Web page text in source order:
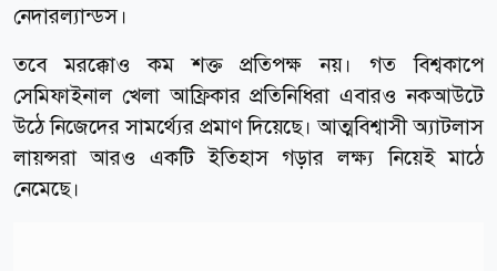
নেদারল্যান্ডস।
তবে মরক্কোও কম শক্ত প্রতিপক্ষ নয়। গত বিশ্বকাপে
সেমিফাইনাল খেলা আফ্রিকার প্রতিনিধিরা এবারও নকআউটে
উঠে নিজেদের সামর্থ্যের প্রমাণ দিয়েছে। আত্মবিশ্বাসী অ্যাটলাস
লায়ন্সরা আরও একটি ইতিহাস গড়ার লক্ষ্য নিয়েই মাঠে
নেমেছে।